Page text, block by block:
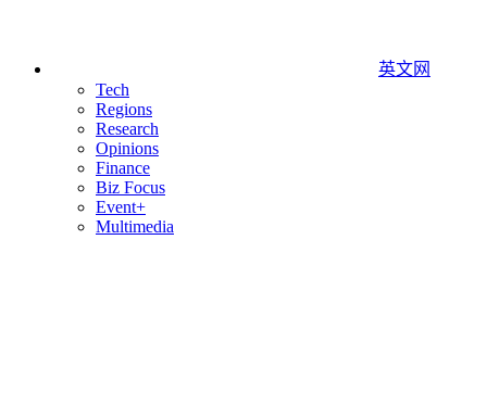
英文网
Tech
Regions
Research
Opinions
Finance
Biz Focus
Event+
Multimedia